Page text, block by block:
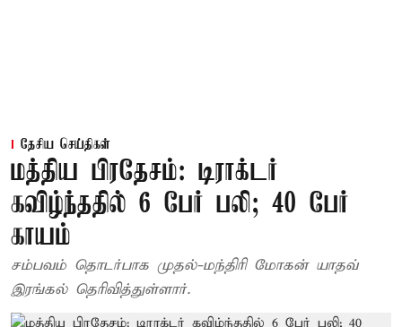
தேசிய செய்திகள்
மத்திய பிரதேசம்: டிராக்டர்
கவிழ்ந்ததில் 6 பேர் பலி; 40 பேர்
காயம்
சம்பவம் தொடர்பாக முதல்-மந்திரி மோகன் யாதவ்
இரங்கல் தெரிவித்துள்ளார்.